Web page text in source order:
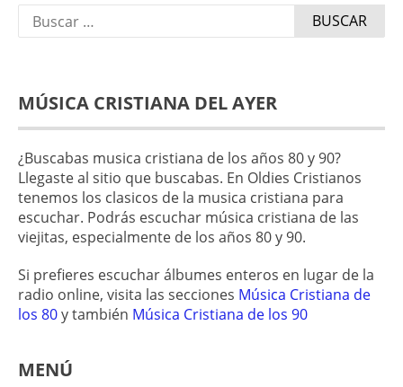
Buscar:
MÚSICA CRISTIANA DEL AYER
¿Buscabas musica cristiana de los años 80 y 90?
Llegaste al sitio que buscabas. En Oldies Cristianos
tenemos los clasicos de la musica cristiana para
escuchar. Podrás escuchar música cristiana de las
viejitas, especialmente de los años 80 y 90.
Si prefieres escuchar álbumes enteros en lugar de la
radio online, visita las secciones Música Cristiana de
los 80y también Música Cristiana de los 90
MENÚ